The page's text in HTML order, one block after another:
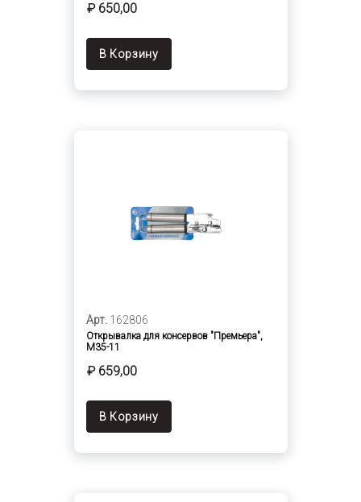
₽ 650,00
В Корзину
Арт. 162806
Открывалка для консервов "Премьера",
M35-11
₽ 659,00
В Корзину